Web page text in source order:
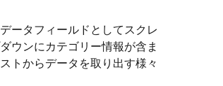
ータフィールドとしてスクレ
ウンにカテゴリー情報が含ま
トからデータを取り出す様々